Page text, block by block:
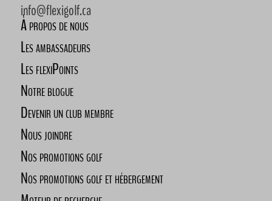
info@flexigolf.ca
À propos de nous
Les ambassadeurs
Les flexiPoints
Notre blogue
Devenir un club membre
Nous joindre
Nos promotions golf
Nos promotions golf et hébergement